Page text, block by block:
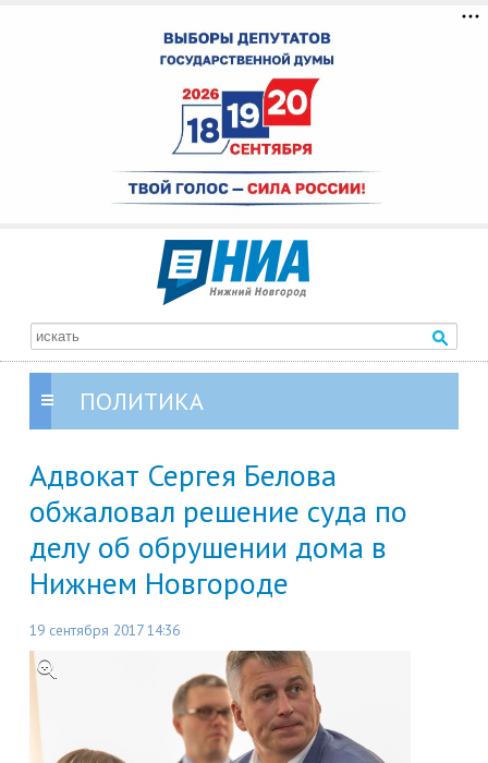
ПОЛИТИКА
Адвокат Сергея Белова
обжаловал решение суда по
делу об обрушении дома в
Нижнем Новгороде
19 сентября 2017 14:36